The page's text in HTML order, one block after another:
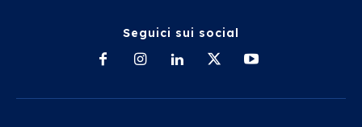
Seguici sui social